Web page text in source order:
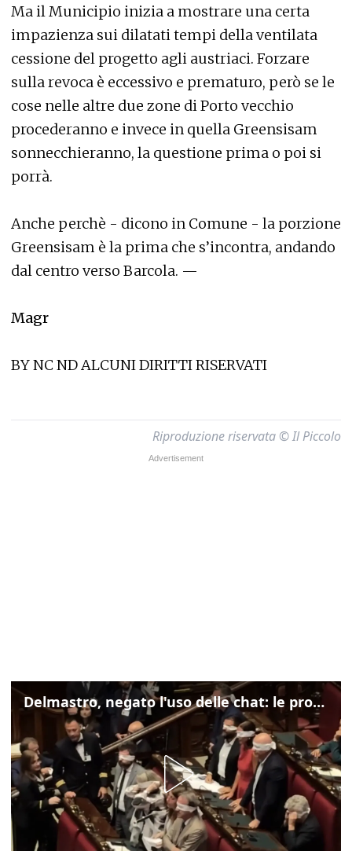
Ma il Municipio inizia a mostrare una certa
impazienza sui dilatati tempi della ventilata
cessione del progetto agli austriaci. Forzare
sulla revoca è eccessivo e prematuro, però se le
cose nelle altre due zone di Porto vecchio
procederanno e invece in quella Greensisam
sonnecchieranno, la questione prima o poi si
porrà.
Anche perchè - dicono in Comune - la porzione
Greensisam è la prima che s’incontra, andando
dal centro verso Barcola. —
Magr
BY NC ND ALCUNI DIRITTI RISERVATI
Riproduzione riservata © Il Piccolo
Delmastro, negato l'uso delle chat: le proteste di Avs e M5s